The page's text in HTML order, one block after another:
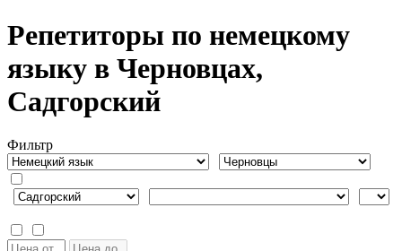
Репетиторы по немецкому
языку в Черновцах,
Садгорский
Фильтр